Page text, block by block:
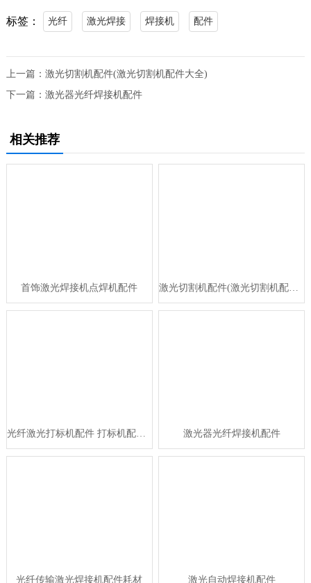
标签： 光纤 激光焊接 焊接机 配件
上一篇： 激光切割机配件(激光切割机配件大全)
下一篇： 激光器光纤焊接机配件
相关推荐
首饰激光焊接机点焊机配件
光纤激光打标机配件 打标机配件批发 激光器光纤焊接机配件
光纤传输激光焊接机配件耗材 激光自动焊接机配件